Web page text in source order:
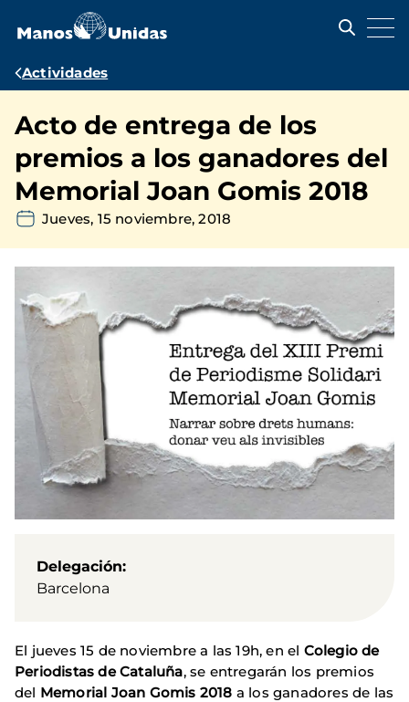
contenido
Ruta
navegación
Actividades
Acto de entrega de los
premios a los ganadores del
Memorial Joan Gomis 2018
Jueves, 15 noviembre, 2018
Delegación
Barcelona
El jueves 15 de noviembre a las 19h, en el Colegio de
Periodistas de Cataluña, se entregarán los premios
del Memorial Joan Gomis 2018 a los ganadores de las